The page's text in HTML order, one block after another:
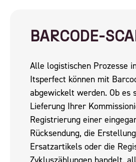
BARCODE-
Alle logistischen Prozesse
Itsperfect können mit
abgewickelt werden. Ob es
Lieferung Ihrer
Registrierung einer
Rücksendung, die
Ersatzartikels oder die